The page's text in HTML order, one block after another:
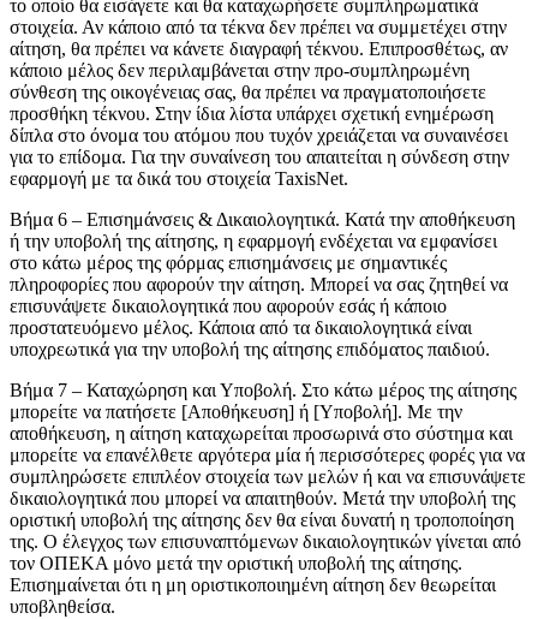
το οποίο θα εισάγετε και θα καταχωρήσετε συμπληρωματικά
στοιχεία. Αν κάποιο από τα τέκνα δεν πρέπει να συμμετέχει στην
αίτηση, θα πρέπει να κάνετε διαγραφή τέκνου. Επιπροσθέτως, αν
κάποιο μέλος δεν περιλαμβάνεται στην προ-συμπληρωμένη
σύνθεση της οικογένειας σας, θα πρέπει να πραγματοποιήσετε
προσθήκη τέκνου. Στην ίδια λίστα υπάρχει σχετική ενημέρωση
δίπλα στο όνομα του ατόμου που τυχόν χρειάζεται να συναινέσει
για το επίδομα. Για την συναίνεση του απαιτείται η σύνδεση στην
εφαρμογή με τα δικά του στοιχεία TaxisNet.
Βήμα 6 – Επισημάνσεις & Δικαιολογητικά. Κατά την αποθήκευση
ή την υποβολή της αίτησης, η εφαρμογή ενδέχεται να εμφανίσει
στο κάτω μέρος της φόρμας επισημάνσεις με σημαντικές
πληροφορίες που αφορούν την αίτηση. Μπορεί να σας ζητηθεί να
επισυνάψετε δικαιολογητικά που αφορούν εσάς ή κάποιο
προστατευόμενο μέλος. Κάποια από τα δικαιολογητικά είναι
υποχρεωτικά για την υποβολή της αίτησης επιδόματος παιδιού.
Βήμα 7 – Καταχώρηση και Υποβολή. Στο κάτω μέρος της αίτησης
μπορείτε να πατήσετε [Αποθήκευση] ή [Υποβολή]. Με την
αποθήκευση, η αίτηση καταχωρείται προσωρινά στο σύστημα και
μπορείτε να επανέλθετε αργότερα μία ή περισσότερες φορές για να
συμπληρώσετε επιπλέον στοιχεία των μελών ή και να επισυνάψετε
δικαιολογητικά που μπορεί να απαιτηθούν. Μετά την υποβολή της
οριστική υποβολή της αίτησης δεν θα είναι δυνατή η τροποποίηση
της. Ο έλεγχος των επισυναπτόμενων δικαιολογητικών γίνεται από
τον ΟΠΕΚΑ μόνο μετά την οριστική υποβολή της αίτησης.
Επισημαίνεται ότι η μη οριστικοποιημένη αίτηση δεν θεωρείται
υποβληθείσα.